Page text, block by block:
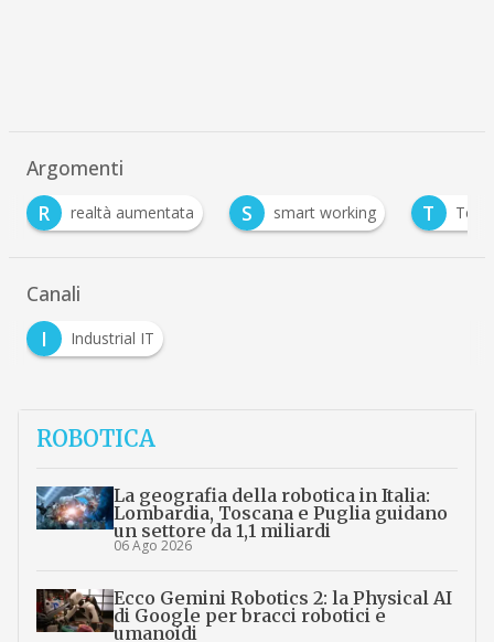
Argomenti
aumentata S smart working T TeamViewer
Canali
I
Industrial IT
ROBOTICA
La geografia della robotica in Italia:
Lombardia, Toscana e Puglia guidano
un settore da 1,1 miliardi
06 Ago 2026
Ecco Gemini Robotics 2: la Physical AI
di Google per bracci robotici e
umanoidi